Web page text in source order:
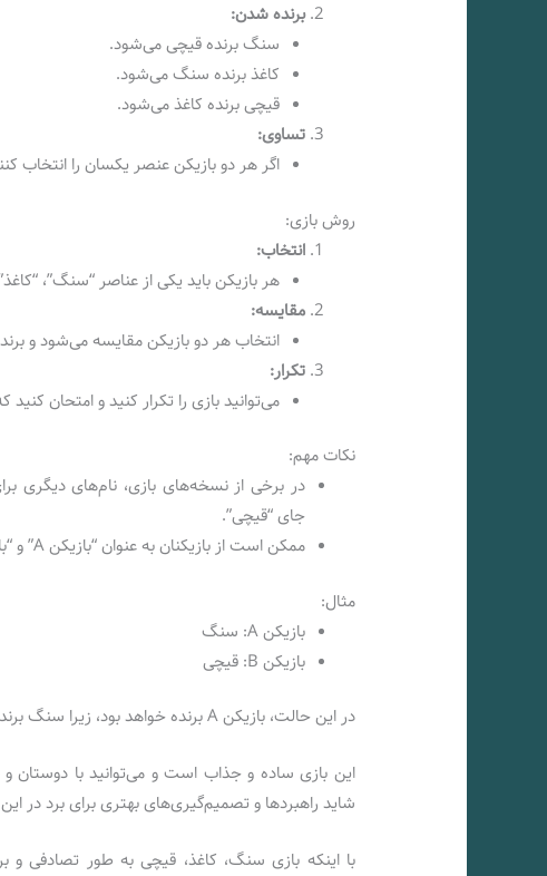
برنده شدن:
سنگ برنده قیچی می‌شود.
کاغذ برنده سنگ می‌شود.
قیچی برنده کاغذ می‌شود.
تساوی:
اگر هر دو بازیکن عنصر یکسان را انتخاب
روش بازی:
انتخاب:
هر بازیکن باید یکی از عناصر “سنگ”،
مقایسه:
انتخاب هر دو بازیکن مقایسه می‌شود و
تکرار:
می‌توانید بازی را تکرار کنید و امتحان
نکات مهم:
در برخی از نسخه‌های بازی، نام‌های دیگری
جای “قیچی”.
ممکن است از بازیکنان به عنوان “بازیکن A” و “بازیکن B” یا با نام‌های خاص استفاده شود.
مثال:
بازیکن A: سنگ
بازیکن B: قیچی
در این حالت، بازیکن A برنده خواهد بود، زیرا سنگ برنده قیچی است.
این بازی ساده و جذاب است و می‌توانید با دوستان و
شاید راهبردها و تصمیم‌گیری‌های بهتری برای برد در این
با اینکه بازی سنگ، کاغذ، قیچی به طور تصادفی